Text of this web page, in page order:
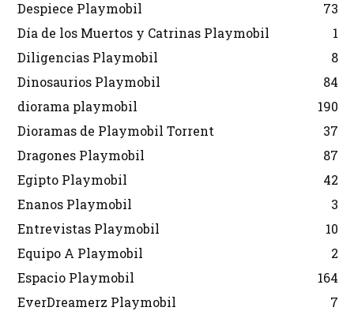
Despiece Playmobil
73
Día de los Muertos y Catrinas Playmobil
1
Diligencias Playmobil
8
Dinosaurios Playmobil
84
diorama playmobil
190
Dioramas de Playmobil Torrent
37
Dragones Playmobil
87
Egipto Playmobil
42
Enanos Playmobil
3
Entrevistas Playmobil
10
Equipo A Playmobil
2
Espacio Playmobil
164
EverDreamerz Playmobil
7